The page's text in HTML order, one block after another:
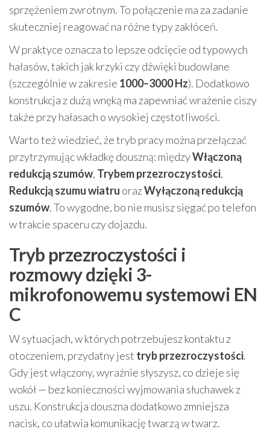
sprzężeniem zwrotnym. To połączenie ma za zadanie
skuteczniej reagować na różne typy zakłóceń.
W praktyce oznacza to lepsze odcięcie od typowych
hałasów, takich jak krzyki czy dźwięki budowlane
(szczególnie w zakresie 1000–3000 Hz). Dodatkowo
konstrukcja z dużą wnęką ma zapewniać wrażenie ciszy
także przy hałasach o wysokiej częstotliwości.
Warto też wiedzieć, że tryb pracy można przełączać
przytrzymując wkładkę douszną: międzyWłączoną
redukcją szumów, Trybem przezroczystości,
Redukcją szumu wiatru orazWyłączoną redukcją
szumów. To wygodne, bo nie musisz sięgać po telefon
w trakcie spaceru czy dojazdu.
Tryb przezroczystości i
rozmowy dzięki 3-
mikrofonowemu systemowi EN
C
W sytuacjach, w których potrzebujesz kontaktu z
otoczeniem, przydatny jest tryb przezroczystości.
Gdy jest włączony, wyraźnie słyszysz, co dzieje się
wokół — bez konieczności wyjmowania słuchawek z
uszu. Konstrukcja douszna dodatkowo zmniejsza
nacisk, co ułatwia komunikację twarzą w twarz.